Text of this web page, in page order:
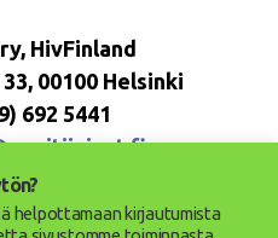
HivFinland
00100 Helsinki
692 5441
helpottamaan kirjautumista